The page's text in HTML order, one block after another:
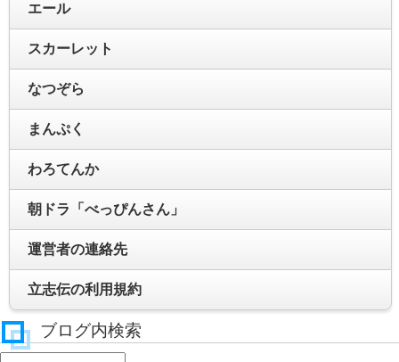
エール
スカーレット
なつぞら
まんぷく
わろてんか
朝ドラ「べっぴんさん」
運営者の連絡先
立志伝の利用規約
ブログ内検索